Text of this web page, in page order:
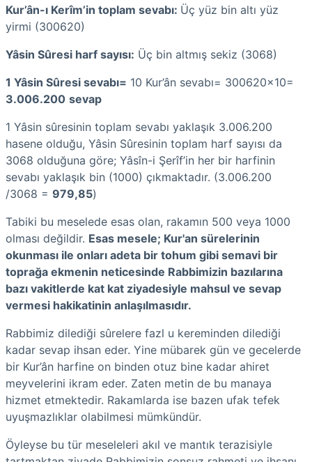
Kur’ân-ı Kerîm’in toplam sevabı: Üç yüz bin altı yüz
yirmi (300620)
Yâsin Sûresi harf sayısı: Üç bin altmış sekiz (3068)
1 Yâsin Sûresi sevabı= 10 Kur’ân sevabı= 300620x10=
3.006.200 sevap
1 Yâsin sûresinin toplam sevabı yaklaşık 3.006.200
hasene olduğu, Yâsin Sûresinin toplam harf sayısı da
3068 olduğuna göre; Yâsîn-i Şerîf’in her bir harfinin
sevabı yaklaşık bin (1000) çıkmaktadır. (3.006.200
/3068 = 979,85)
Tabiki bu meselede esas olan, rakamın 500 veya 1000
olması değildir. Esas mesele; Kur'an sürelerinin
okunması ile onları adeta bir tohum gibi semavi bir
toprağa ekmenin neticesinde Rabbimizin bazılarına
bazı vakitlerde kat kat ziyadesiyle mahsul ve sevap
vermesi hakikatinin anlaşılmasıdır.
Rabbimiz dilediği sûrelere fazl u kereminden dilediği
kadar sevap ihsan eder. Yine mübarek gün ve gecelerde
bir Kur’ân harfine on binden otuz bine kadar ahiret
meyvelerini ikram eder. Zaten metin de bu manaya
hizmet etmektedir. Rakamlarda ise bazen ufak tefek
uyuşmazlıklar olabilmesi mümkündür.
Öyleyse bu tür meseleleri akıl ve mantık terazisiyle